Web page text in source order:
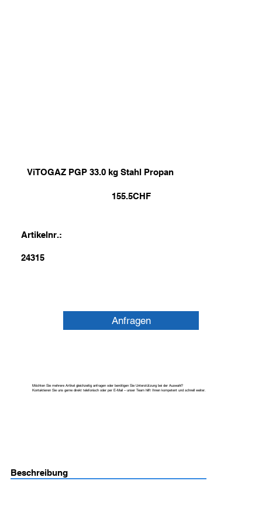
ViTOGAZ PGP 33.0 kg Stahl Propan
155.5CHF
Artikelnr.:
24315
Anfragen
Möchten Sie mehrere Artikel gleichzeitig anfragen oder benötigen Sie Unterstützung bei der Auswahl?
Kontaktieren Sie uns gerne direkt telefonisch oder per E-Mail – unser Team hilft Ihnen kompetent und schnell weiter.
Beschreibung